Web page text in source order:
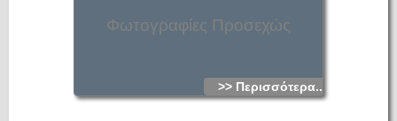
Φωτογραφίες Προσεχώς
>> Περισσότερα...